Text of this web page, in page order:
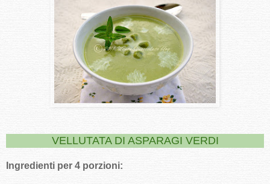
VELLUTATA DI ASPARAGI VERDI
Ingredienti per 4 porzioni: